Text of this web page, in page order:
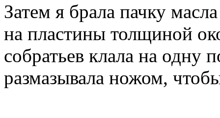
Затем я брала пачку
на пластины толщиной
собратьев клала на одну
размазывала ножом,